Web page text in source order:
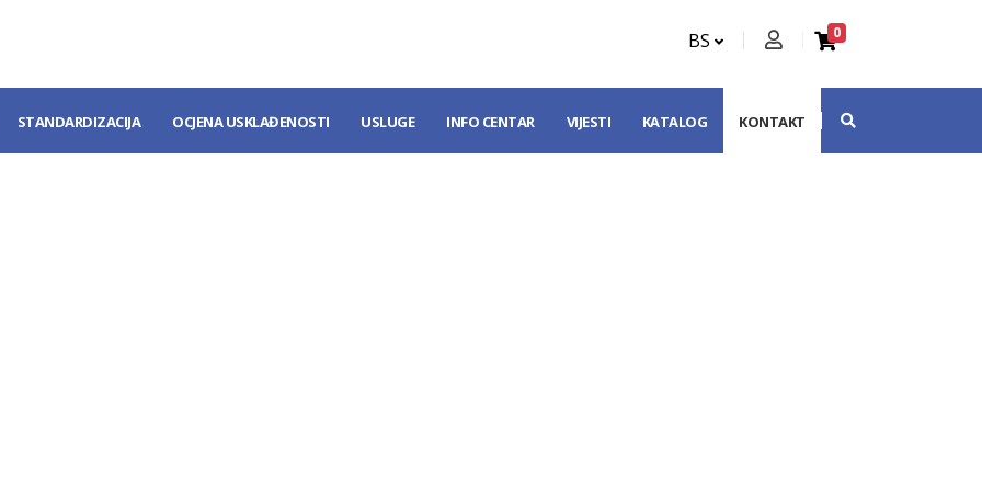
BS 0
STANDARDIZACIJA OCJENA USKLAĐENOSTI USLUGE INFO CENTAR VIJESTI KATALOG KONTAKT